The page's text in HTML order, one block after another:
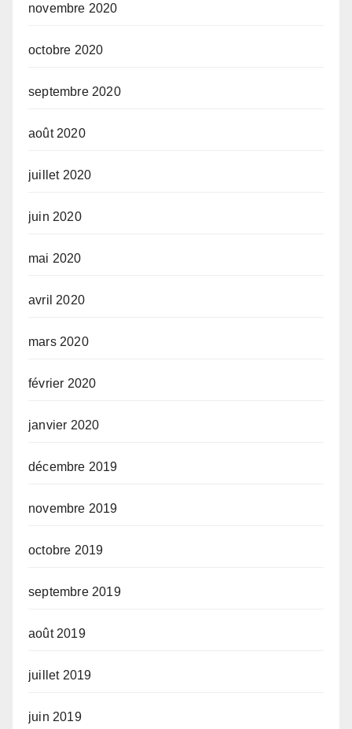
novembre 2020
octobre 2020
septembre 2020
août 2020
juillet 2020
juin 2020
mai 2020
avril 2020
mars 2020
février 2020
janvier 2020
décembre 2019
novembre 2019
octobre 2019
septembre 2019
août 2019
juillet 2019
juin 2019